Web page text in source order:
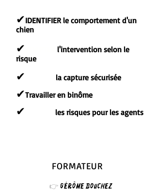
✔IDENTIFIER le comportement d'un
chien
✔
l'intervention selon le
risque
✔ la capture sécurisée
✔Travailler en binôme
✔ les risques pour les agents
FORMATEUR
👉 Gérôme Bouchez